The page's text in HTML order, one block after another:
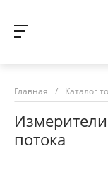
Главная / Каталог
потока